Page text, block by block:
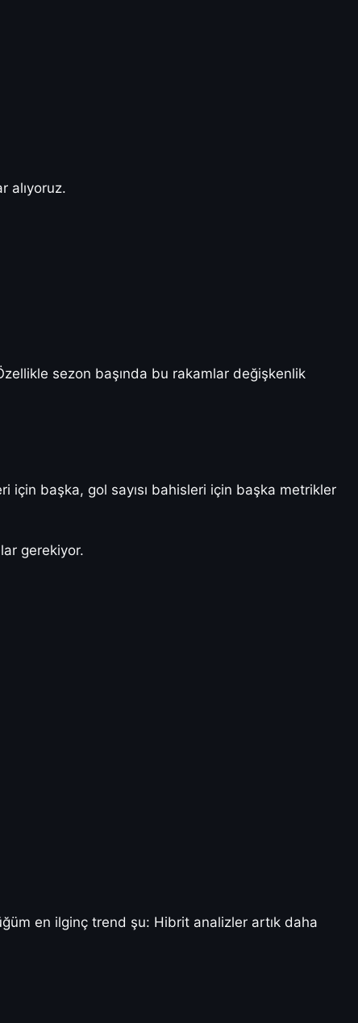
alıyoruz.
sezon başında bu rakamlar değişkenlik
için başka, gol sayısı bahisleri için başka metrikler
gerekiyor.
en ilginç trend şu: Hibrit analizler artık daha